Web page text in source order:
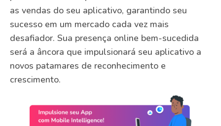
as vendas do seu aplicativo, garantindo seu
sucesso em um mercado cada vez mais
desafiador. Sua presença online bem-sucedida
será a âncora que impulsionará seu aplicativo a
novos patamares de reconhecimento e
crescimento.